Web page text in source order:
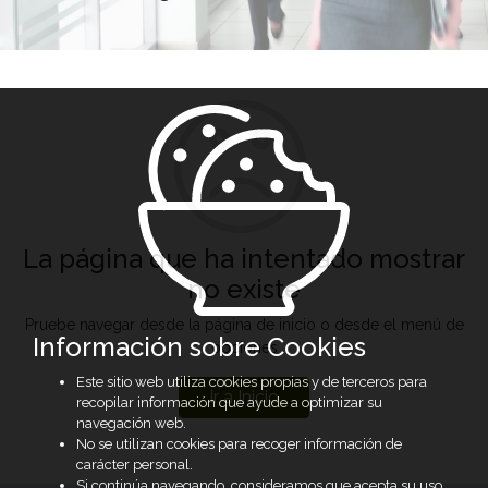
La página que ha intentado mostrar
no existe
Pruebe navegar desde la página de inicio o desde el menú de
opciones
Ir a Inicio
Información sobre Cookies
Este sitio web utiliza cookies propias y de terceros para
recopilar información que ayude a optimizar su
navegación web.
No se utilizan cookies para recoger información de
carácter personal.